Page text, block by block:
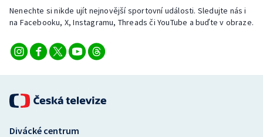
Florbal
Nenechte si nikde ujít nejnovější sportovní události. Sledujte nás i
na Facebooku, X, Instagramu, Threads či YouTube a buďte v obraze.
Divácké centrum